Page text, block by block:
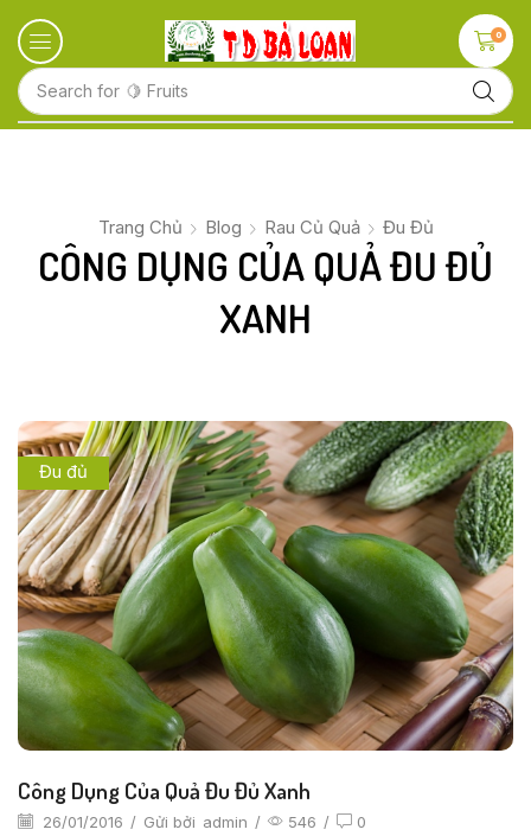
Search for 🍋 Fruits
0
Trang Chủ Blog Rau Củ Quả Đu Đủ
CÔNG DỤNG CỦA QUẢ ĐU ĐỦ
XANH
Đu đủ
Công Dụng Của Quả Đu Đủ Xanh
26/01/2016 / Gửi bởi admin / 546 / 0